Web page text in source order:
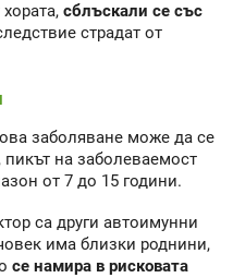
сблъскали се със
страдат от
заболяване може да се
на заболеваемост
от 7 до 15 години.
са други автоимунни
има близки роднини,
се намира в рисковата